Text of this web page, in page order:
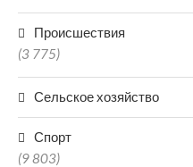
Происшествия
(3 775)
Сельское хозяйство
Спорт
(9 803)